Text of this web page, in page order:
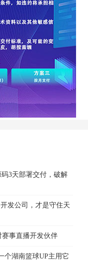
3天部署交付，破解
发公司，才是守住天
事直播开发伙伴
湖南篮球UP主用它